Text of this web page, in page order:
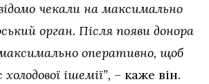
чекали на максимально
орган. Після появи донора
оперативно, щоб
ішемії”, – каже він.